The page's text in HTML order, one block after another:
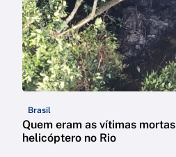
Brasil
Quem eram as vítimas
helicóptero no Rio